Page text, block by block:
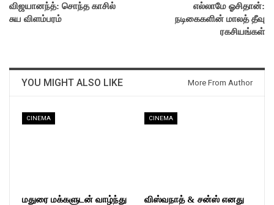
விஜயானந்த்: சொந்த காசில்
சுய விளம்பரம்
எல்லாமே ஓசிதான்:
நடிகைகளின் மாலத் தீவு
ரகசியங்கள்
YOU MIGHT ALSO LIKE More From Author
CINEMA
மதுரை மக்களுடன் வாழ்ந்து
CINEMA
விஸ்வநாத் & சன்ஸ் எனது